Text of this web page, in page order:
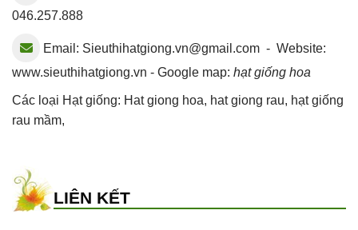
046.257.888
Email: Sieuthihatgiong.vn@gmail.com - Website:
www.sieuthihatgiong.vn - Google map: hạt giống hoa
Các loại Hạt giống: Hat giong hoa, hat giong rau, hạt giống
rau mầm,
LIÊN KẾT